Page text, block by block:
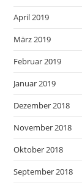
April 2019
März 2019
Februar 2019
Januar 2019
Dezember 2018
November 2018
Oktober 2018
September 2018